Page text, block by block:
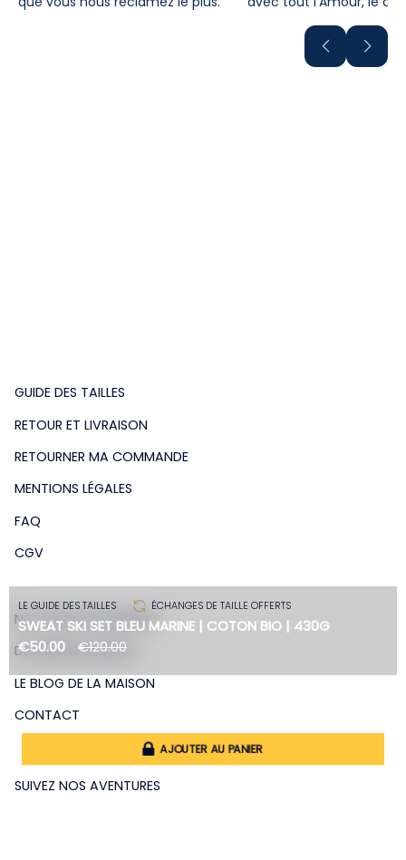
LE GUIDE DES TAILLES ÉCHANGES DE TAILLE OFFERTS
SWEAT SKI SET BLEU MARINE | COTON BIO | 430G
€50.00
€120.00
AJOUTER AU PANIER
GUIDE DES TAILLES
RETOUR ET LIVRAISON
RETOURNER MA COMMANDE
MENTIONS LÉGALES
FAQ
CGV
NOS AMIS-REVENDEURS
DEVENIR REVENDEUR
LE BLOG DE LA MAISON
CONTACT
SUIVEZ NOS AVENTURES